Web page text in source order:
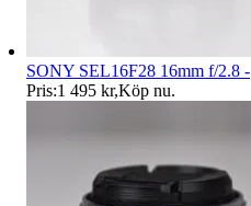
SONY SEL16F28 16mm f/2.8 -
Pris:1 495 kr,Köp nu.